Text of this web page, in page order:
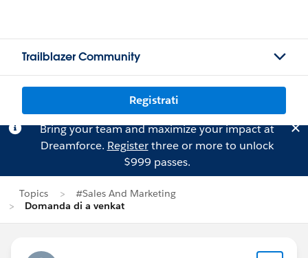
Trailblazer Community
Registrati
Bring your team and maximize your impact at
Dreamforce. Registerthree or more to unlock
$999 passes.
Topics
#Sales And Marketing
Domanda di a venkat